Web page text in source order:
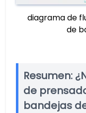
diagrama de
de
Resumen:
de
bandejas